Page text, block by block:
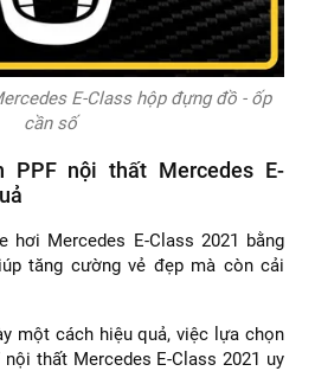
E-Class hộp đựng đồ - ốp
cần số
PPF nội thất Mercedes E-
hơi Mercedes E-Class 2021 bằng
tăng cường vẻ đẹp mà còn cải
một cách hiệu quả, việc lựa chọn
thất Mercedes E-Class 2021 uy